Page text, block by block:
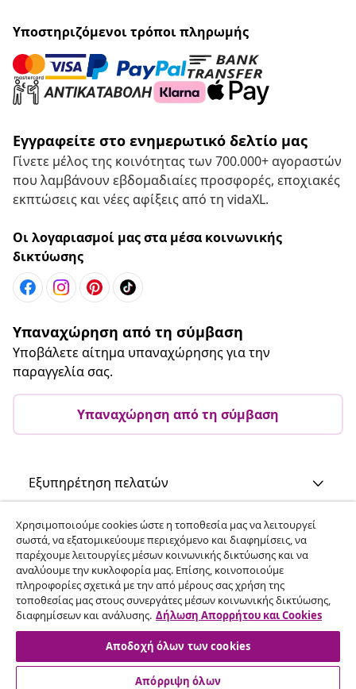
Υποστηριζόμενοι τρόποι πληρωμής
Εγγραφείτε στο ενημερωτικό δελτίο μας
Γίνετε μέλος της κοινότητας των 700.000+ αγοραστών
που λαμβάνουν εβδομαδιαίες προσφορές, εποχιακές
εκπτώσεις και νέες αφίξεις από τη vidaXL.
Οι λογαριασμοί μας στα μέσα κοινωνικής
δικτύωσης
Υπαναχώρηση από τη σύμβαση
Υποβάλετε αίτημα υπαναχώρησης για την
παραγγελία σας.
Υπαναχώρηση από τη σύμβαση
Εξυπηρέτηση πελατών
Επιχείρηση
vidaXL
Ανακαλύψτε περισσότερα
Χρησιμοποιούμε cookies ώστε η τοποθεσία μας να λειτουργεί
σωστά, να εξατομικεύουμε περιεχόμενο και διαφημίσεις, να
παρέχουμε λειτουργίες μέσων κοινωνικής δικτύωσης και να
αναλύουμε την κυκλοφορία μας. Επίσης, κοινοποιούμε
πληροφορίες σχετικά με την από μέρους σας χρήση της
τοποθεσίας μας στους συνεργάτες μέσων κοινωνικής δικτύωσης,
διαφημίσεων και ανάλυσης. Δήλωση Απορρήτου και Cookies
Αποδοχή όλων των cookies
Απόρριψη όλων